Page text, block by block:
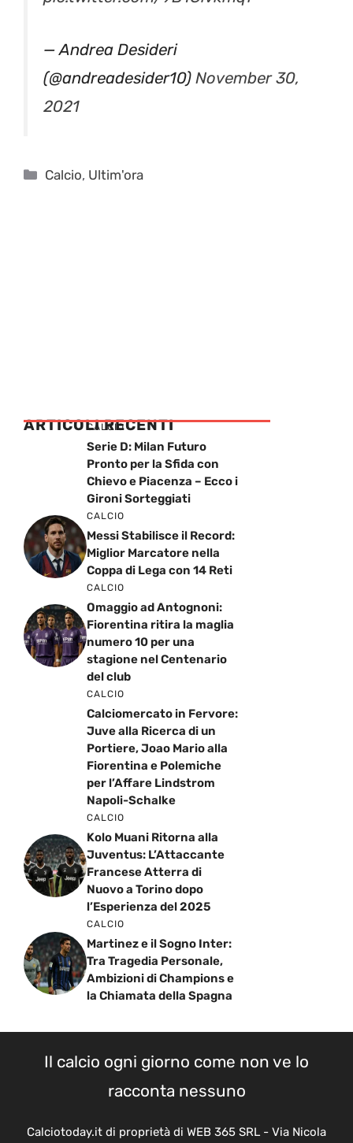
— Andrea Desideri
(@andreadesider10) November 30,
2021
Calcio Ultim'ora
ARTICOLI RECENTI
CALCIO
Serie D: Milan Futuro
Pronto per la Sfida con
Chievo e Piacenza – Ecco i
Gironi Sorteggiati
Messi Stabilisce il Record:
Miglior Marcatore nella
Coppa di Lega con 14 Reti
CALCIO
Omaggio ad Antognoni:
Fiorentina ritira la maglia
numero 10 per una
stagione nel Centenario
del club
Calciomercato in Fervore:
Juve alla Ricerca di un
Portiere, Joao Mario alla
Fiorentina e Polemiche
per l’Affare Lindstrom
Napoli-Schalke
CALCIO
Kolo Muani Ritorna alla
Juventus: L’Attaccante
Francese Atterra di
Nuovo a Torino dopo
l’Esperienza del 2025
CALCIO
Martinez e il Sogno Inter:
Tra Tragedia Personale,
Ambizioni di Champions e
la Chiamata della Spagna
Il calcio ogni giorno come non ve lo
racconta nessuno
Calciotoday.it di proprietà di WEB 365 SRL - Via Nicola